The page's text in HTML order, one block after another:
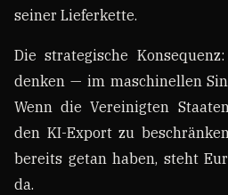
seiner Lieferkette.
Die strategische
denken — im maschinellen
Wenn die Vereinigten
den KI-Export zu
bereits getan haben, steht
da.